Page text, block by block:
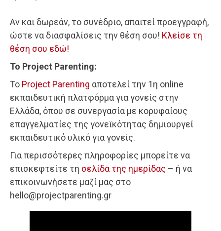
Αν και δωρεάν, το συνέδριο, απαιτεί προεγγραφή,
ώστε να διασφαλίσεις την θέση σου! Κλείσε τη
θέση σου εδώ!
To Project Parenting:
To Project Parenting αποτελεί την 1η online
εκπαιδευτική πλατφόρμα για γονείς στην
Ελλάδα, όπου σε συνεργασία με κορυφαίους
επαγγελματίες της γονεϊκότητας δημιουργεί
εκπαιδευτικό υλικό για γονείς.
Για περισσότερες πληροφορίες μπορείτε να
επισκεφτείτε τη σελίδα της ημερίδας – ή να
επικοινωνήσετε μαζί μας στο
hello@projectparenting.gr